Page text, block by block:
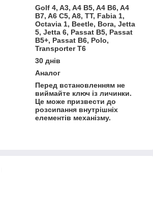
Golf 4, A3, A4 B5, A4 B6, A4
B7, A6 C5, A8, TT, Fabia 1,
Octavia 1, Beetle, Bora, Jetta
5, Jetta 6, Passat B5, Passat
B5+, Passat B6, Polo,
Transporter T6
30 днів
Аналог
Перед встановленням не
виймайте ключ із личинки.
Це може призвести до
розсипання внутрішніх
елементів механізму.